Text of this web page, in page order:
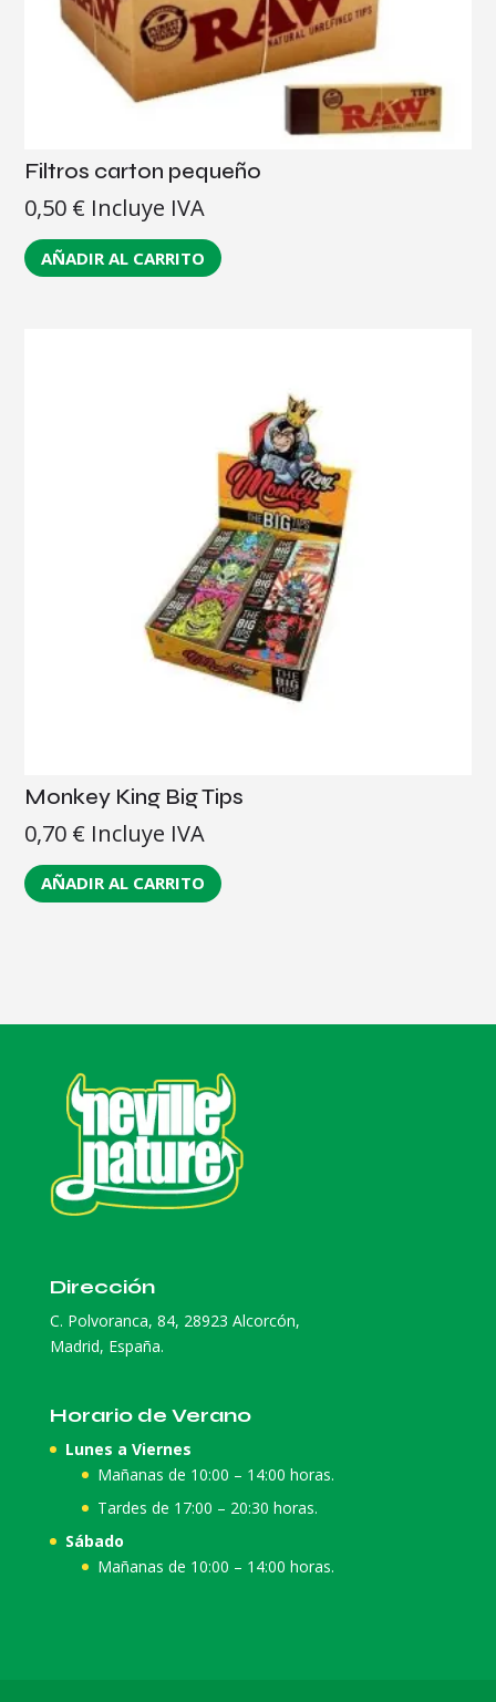
Filtros carton pequeño
0,50 € Incluye IVA
AÑADIR AL CARRITO
Monkey King Big Tips
0,70 € Incluye IVA
AÑADIR AL CARRITO
Dirección
C. Polvoranca, 84, 28923 Alcorcón,
Madrid, España.
Horario de Verano
Lunes a Viernes
Mañanas de 10:00 – 14:00 horas.
Tardes de 17:00 – 20:30 horas.
Sábado
Mañanas de 10:00 – 14:00 horas.